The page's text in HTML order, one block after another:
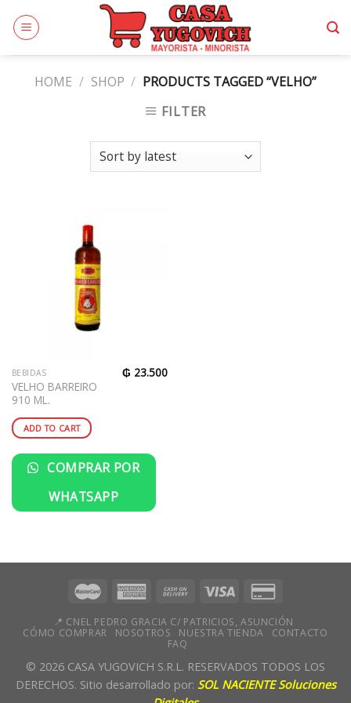
HOME / SHOP / PRODUCTS TAGGED “VELHO”
FILTER
BEBIDAS
VELHO BARREIRO
910 ML.
₲ 23.500
ADD TO CART
COMPRAR POR
WHATSAPP
📍 CNEL PEDRO GRACIA C/ PATRICIOS, ASUNCIÓN
CÓMO COMPRAR
NOSOTROS NUESTRA TIENDA
CONTACTO
FAQ
© 2026 CASA YUGOVICH S.R.L. RESERVADOS TODOS LOS
DERECHOS. Sitio desarrollado por: SOL NACIENTE Soluciones